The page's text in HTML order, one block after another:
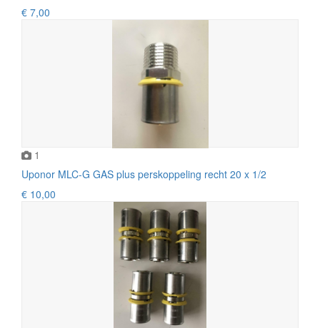
€ 7,00
1
Uponor MLC-G GAS plus perskoppeling recht 20 x 1/2
€ 10,00